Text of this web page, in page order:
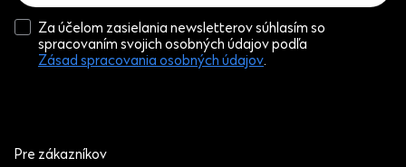
Za účelom zasielania newsletterov súhlasím so
spracovaním svojich osobných údajov podľa
Zásad spracovania osobných údajov.
Pre zákazníkov